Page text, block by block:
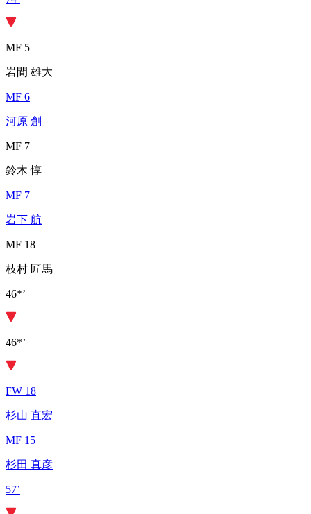
MF 5
岩間 雄大
MF 6
河原 創
MF 7
鈴木 惇
MF 7
岩下 航
MF 18
枝村 匠馬
46*’
46*’
FW 18
杉山 直宏
MF 15
杉田 真彦
57’